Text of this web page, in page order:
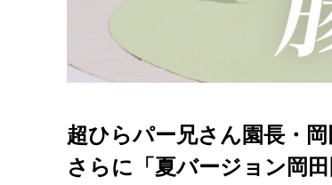
超ひらパー兄さん園長・
さらに「夏バージョン岡